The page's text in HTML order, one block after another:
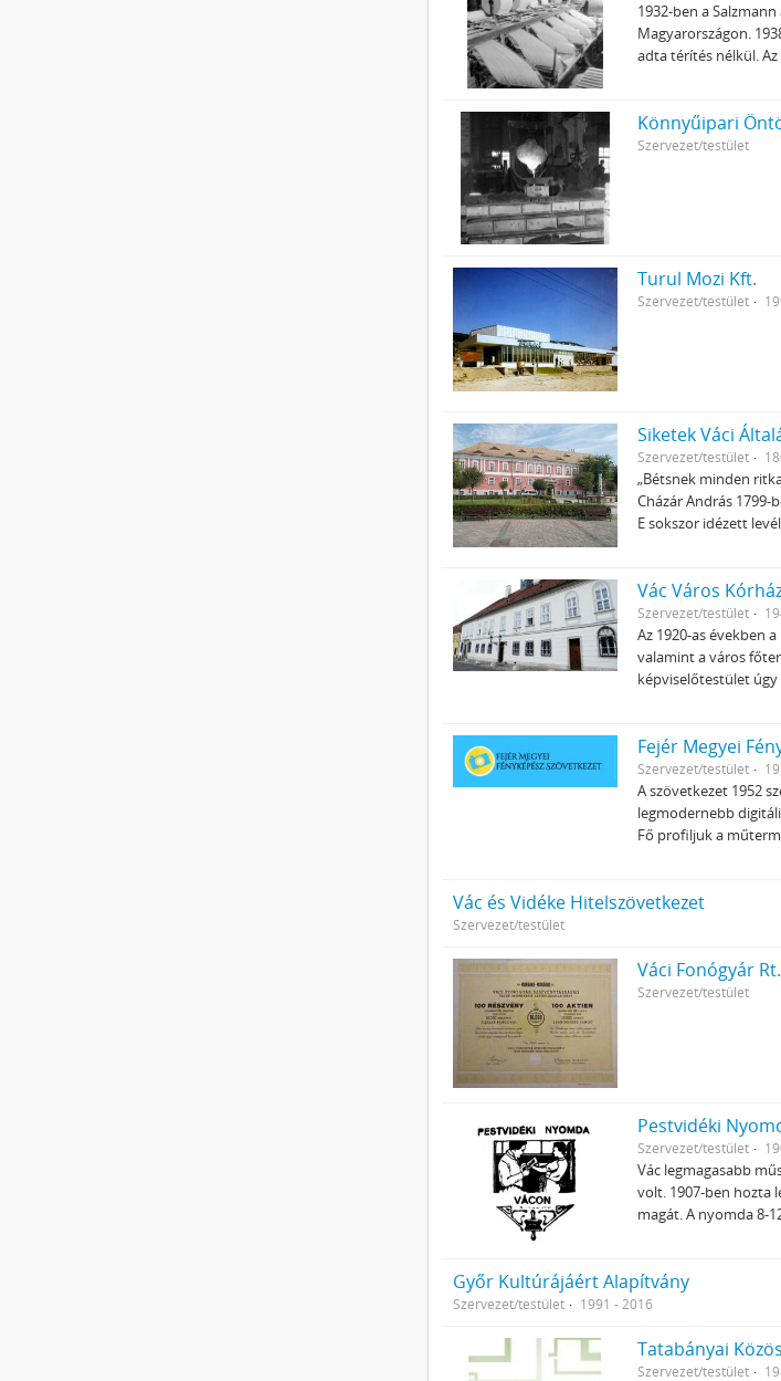
1932-ben a
Magyarországon.
adta térítés nélkül. Az
Könnyűipari
Szervezet/testület
Turul Mozi Kft.
Szervezet/testület
Siketek Váci
Szervezet/testület
„Bétsnek minden
Cházár András 1799-
E sokszor idézett
Vác Város
Szervezet/testület
Az 1920-as években
valamint a város
képviselőtestület
Fejér Megyei
Szervezet/testület
A szövetkezet 1952
legmodernebb
Fő profiljuk a
Vác és Vidéke Hitelszövetkezet
Szervezet/testület
Váci Fonógyár Rt.
Szervezet/testület
Pestvidéki
Szervezet/testület
Vác legmagasabb
volt. 1907-ben hozta
magát. A nyomda 8-
Győr Kultúrájáért Alapítvány
Szervezet/testület 1991 - 2016
Tatabányai
Szervezet/testület